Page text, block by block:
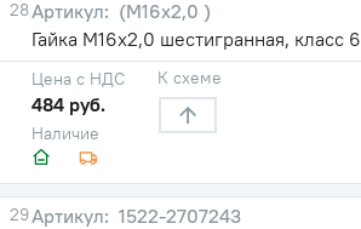
28
(М16х2,0 )
Гайка М16х2,0 шестигранная, класс 6
Наличие
Цена с НДС
484 руб.
К схеме
29
1522-2707243